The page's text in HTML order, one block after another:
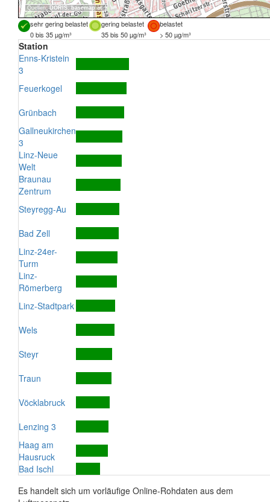
Quellen:DORIS, basemap.at
sehr gering belastet gering belastet
belastet
0 bis 35 µg/m³
35 bis 50 µg/m³ > 50 µg/m³
Station
Enns-Kristein
3
Feuerkogel
Grünbach
Gallneukirchen
3
Linz-Neue
Welt
Braunau
Zentrum
Steyregg-Au
Bad Zell
Linz-24er-
Turm
Linz-
Römerberg
Linz-Stadtpark
Wels
Steyr
Traun
Vöcklabruck
Lenzing 3
Haag am
Hausruck
Bad Ischl
Es handelt sich um vorläufige Online-Rohdaten aus dem